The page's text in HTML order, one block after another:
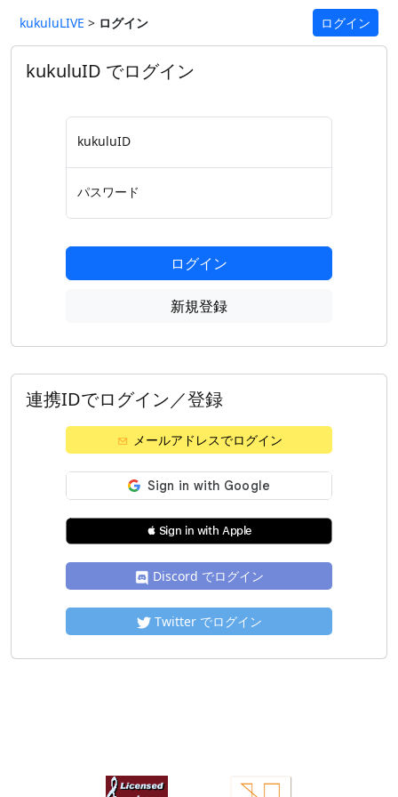
kukuluLIVE > ログイン ログイン
kukuluID でログイン
kukuluID
パスワード
ログイン
新規登録
連携IDでログイン／登録
メールアドレスでログイン
 Sign in with Apple
Discord でログイン
Twitter でログイン